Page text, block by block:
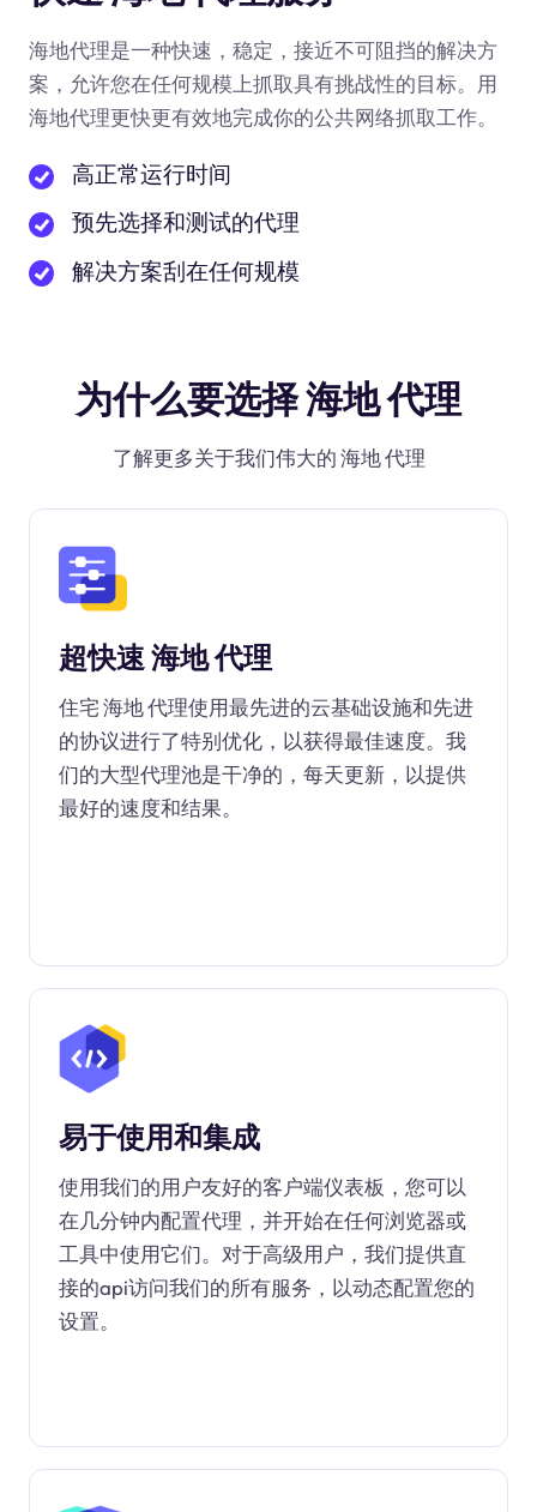
海地代理是一种快速，稳定，接近不可阻挡的解决方
案，允许您在任何规模上抓取具有挑战性的目标。用
海地代理更快更有效地完成你的公共网络抓取工作。
高正常运行时间
预先选择和测试的代理
解决方案刮在任何规模
为什么要选择 海地 代理
了解更多关于我们伟大的 海地 代理
超快速 海地 代理
住宅 海地 代理使用最先进的云基础设施和先进
的协议进行了特别优化，以获得最佳速度。我
们的大型代理池是干净的，每天更新，以提供
最好的速度和结果。
易于使用和集成
使用我们的用户友好的客户端仪表板，您可以
在几分钟内配置代理，并开始在任何浏览器或
工具中使用它们。对于高级用户，我们提供直
接的api访问我们的所有服务，以动态配置您的
设置。